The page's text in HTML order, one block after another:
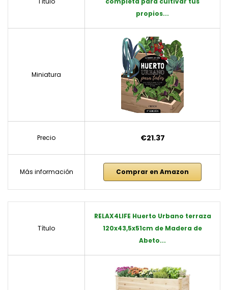
propios...
Miniatura
Precio €21.37
Más información Comprar en Amazon
Título
RELAX4LIFE Huerto Urbano terraza
120x43,5x51cm de Madera de
Abeto...